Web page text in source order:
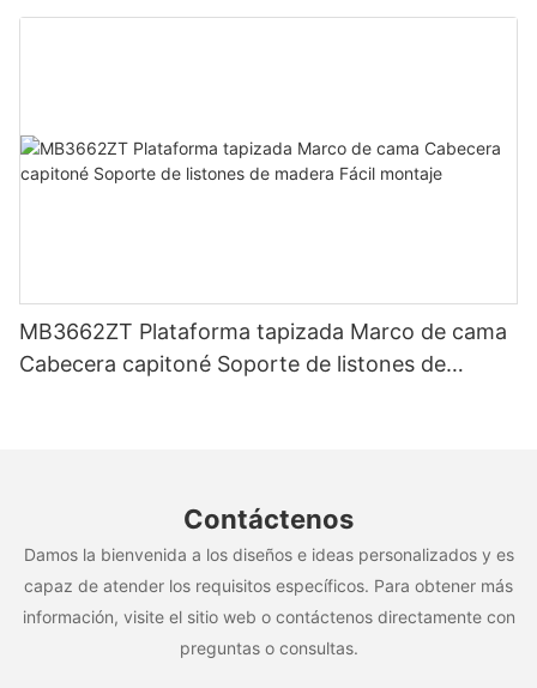
de fábrica - Muebles JLH
MB3662ZT Plataforma tapizada Marco de cama
Cabecera capitoné Soporte de listones de
Contáctenos
Damos la bienvenida a los diseños e ideas personalizados y es
capaz de atender los requisitos específicos. Para obtener más
información, visite el sitio web o contáctenos directamente con
preguntas o consultas.